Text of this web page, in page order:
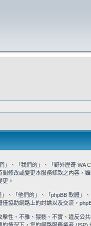
」、「我們的」、「野外歷奇
間修改或變更本服務條款之內容
。
、「他們的」、「phpBB 軟體」
協助網路上的討論以及交流，
性、不雅、猥褻、不實、違反公